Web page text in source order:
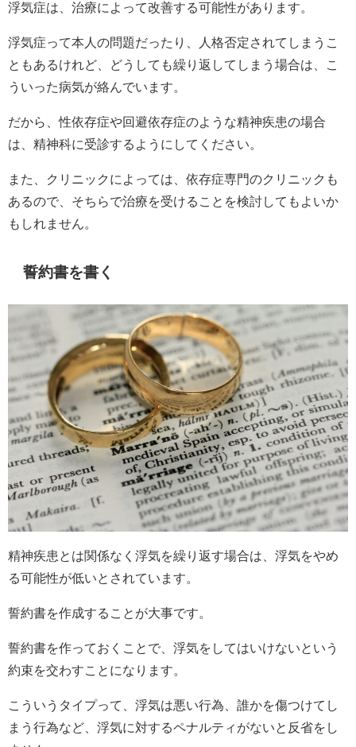
浮気症は、治療によって改善する可能性があります。
浮気症って本人の問題だったり、人格否定されてしまうこ
ともあるけれど、どうしても繰り返してしまう場合は、こ
ういった病気が絡んでいます。
だから、性依存症や回避依存症のような精神疾患の場合
は、精神科に受診するようにしてください。
また、クリニックによっては、依存症専門のクリニックも
あるので、そちらで治療を受けることを検討してもよいか
もしれません。
誓約書を書く
精神疾患とは関係なく浮気を繰り返す場合は、浮気をやめ
る可能性が低いとされています。
誓約書を作成することが大事です。
誓約書を作っておくことで、浮気をしてはいけないという
約束を交わすことになります。
こういうタイプって、浮気は悪い行為、誰かを傷つけてし
まう行為など、浮気に対するペナルティがないと反省をし